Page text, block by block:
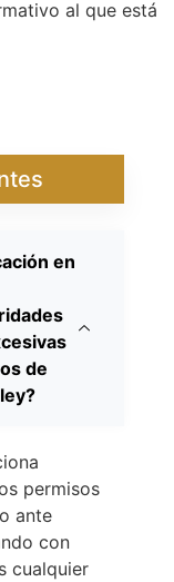
al que está
en
de
permisos
ante
con
cualquier